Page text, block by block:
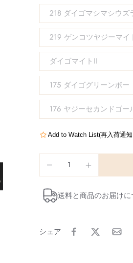
218 ダイゴマシマシウズ
219 ゲンコツヤジーマイ
ダイゴマイトII
175 ダイゴグリーンボー
176 ヤジーセカンドゴー
Add to Watch List(再入荷通
送料と商品のお届け
シェア